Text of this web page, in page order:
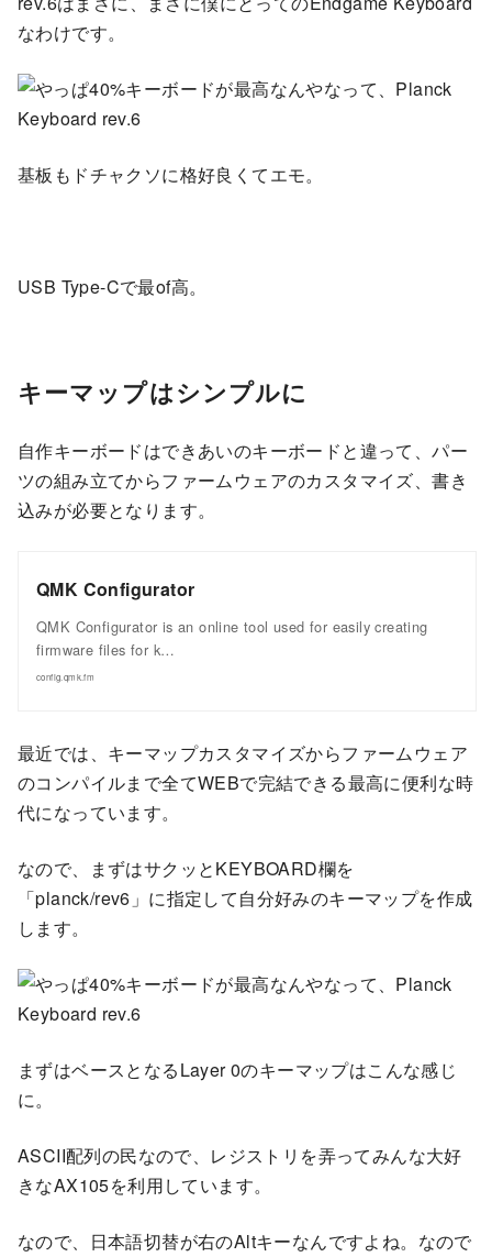
なわけです。
基板もドチャクソに格好良くてエモ。
USB Type-Cで最of高。
キーマップはシンプルに
自作キーボードはできあいのキーボードと違って、パー
ツの組み立てからファームウェアのカスタマイズ、書き
込みが必要となります。
QMK Configurator
QMK Configurator is an online tool used for easily creating
firmware files for k…
config.qmk.fm
最近では、キーマップカスタマイズからファームウェア
のコンパイルまで全てWEBで完結できる最高に便利な時
代になっています。
なので、まずはサクッとKEYBOARD欄を
「planck/rev6」に指定して自分好みのキーマップを作成
します。
まずはベースとなるLayer 0のキーマップはこんな感じ
に。
ASCII配列の民なので、レジストリを弄ってみんな大好
きなAX105を利用しています。
なので、日本語切替が右のAltキーなんですよね。なので